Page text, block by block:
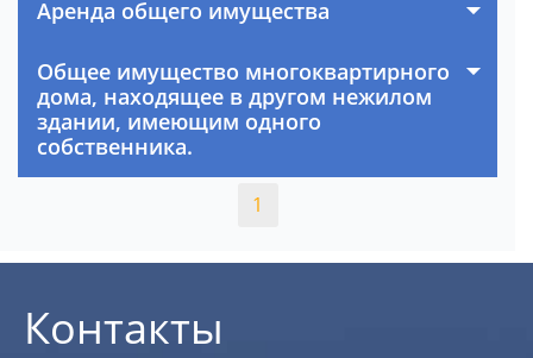
Аренда общего имущества
Общее имущество многоквартирного
дома, находящее в другом нежилом
здании, имеющим одного
собственника.
1
Контакты